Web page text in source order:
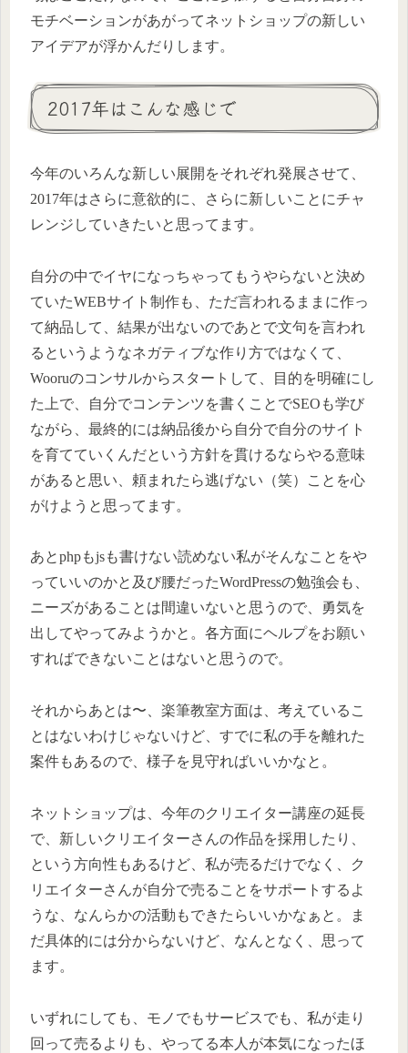
モチベーションがあがってネットショップの新しい
アイデアが浮かんだりします。
2017年はこんな感じで
今年のいろんな新しい展開をそれぞれ発展させて、
2017年はさらに意欲的に、さらに新しいことにチャ
レンジしていきたいと思ってます。
自分の中でイヤになっちゃってもうやらないと決め
ていたWEBサイト制作も、ただ言われるままに作っ
て納品して、結果が出ないのであとで文句を言われ
るというようなネガティブな作り方ではなくて、
Wooruのコンサルからスタートして、目的を明確にし
た上で、自分でコンテンツを書くことでSEOも学び
ながら、最終的には納品後から自分で自分のサイト
を育てていくんだという方針を貫けるならやる意味
があると思い、頼まれたら逃げない（笑）ことを心
がけようと思ってます。
あとphpもjsも書けない読めない私がそんなことをや
っていいのかと及び腰だったWordPressの勉強会も、
ニーズがあることは間違いないと思うので、勇気を
出してやってみようかと。各方面にヘルプをお願い
すればできないことはないと思うので。
それからあとは〜、楽筆教室方面は、考えているこ
とはないわけじゃないけど、すでに私の手を離れた
案件もあるので、様子を見守ればいいかなと。
ネットショップは、今年のクリエイター講座の延長
で、新しいクリエイターさんの作品を採用したり、
という方向性もあるけど、私が売るだけでなく、ク
リエイターさんが自分で売ることをサポートするよ
うな、なんらかの活動もできたらいいかなぁと。ま
だ具体的には分からないけど、なんとなく、思って
ます。
いずれにしても、モノでもサービスでも、私が走り
回って売るよりも、やってる本人が本気になったほ